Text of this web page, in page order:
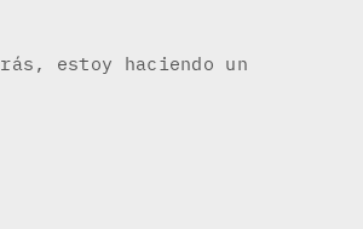
estoy haciendo un